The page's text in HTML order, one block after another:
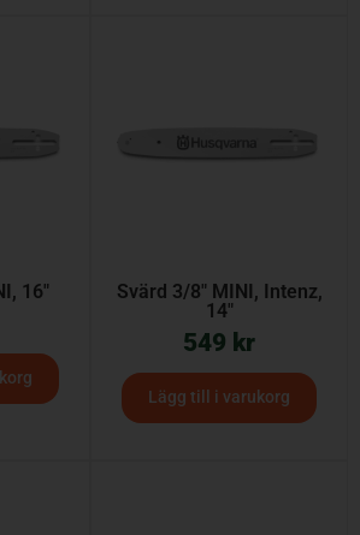
16″
Svärd 3/8″ MINI, Intenz,
14″
549 kr
Lägg till i varukorg